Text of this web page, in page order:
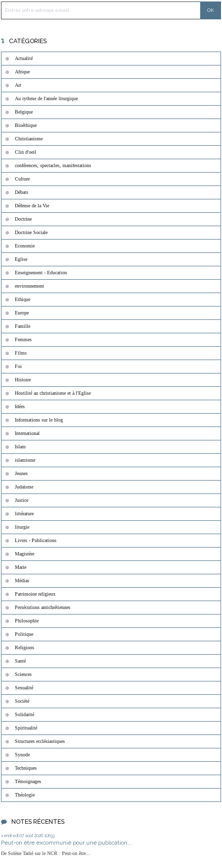
CATÉGORIES
Actualité
Afrique
Art
Au rythme de l'année liturgique
Belgique
Bioéthique
Christianisme
Clin d'oeil
conférences, spectacles, manifestations
Culture
Débats
Défense de la Vie
Doctrine
Doctrine Sociale
Economie
Eglise
Enseignement - Education
environnement
Ethique
Europe
Famille
Femmes
Films
Foi
Histoire
Hostilité au christianisme et à l'Eglise
Idées
Informations sur le blog
International
Islam
islamisme
Jeunes
Judaïsme
Justice
littérature
liturgie
Livres - Publications
Magistère
Marie
Médias
Patrimoine religieux
Persécutions antichrétiennes
Philosophie
Politique
Religions
Santé
Sciences
Sexualité
Société
Solidarité
Spiritualité
Structures ecclésiastiques
Synode
Techniques
Témoignages
Théologie
NOTES RÉCENTES
vendredi 07 août 2026 10h33
Peut-on être excommunié pour une publication...
De Solène Tadié sur le NCR : Peut-on être...